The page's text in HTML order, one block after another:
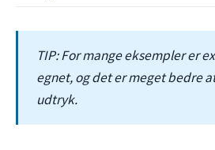
TIP: For mange eksempler er
egnet, og det er meget bedre
udtryk.